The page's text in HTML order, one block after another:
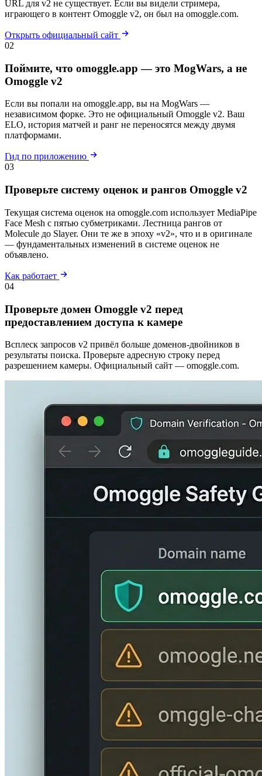
URL для v2 не существует. Если вы видели стримера,
играющего в контент Omoggle v2, он был на omoggle.com.
Открыть официальный сайт
02
Поймите, что omoggle.app — это MogWars, а не
Omoggle v2
Если вы попали на omoggle.app, вы на MogWars —
независимом форке. Это не официальный Omoggle v2. Ваш
ELO, история матчей и ранг не переносятся между двумя
платформами.
Гид по приложению
03
Проверьте систему оценок и рангов Omoggle v2
Текущая система оценок на omoggle.com использует MediaPipe
Face Mesh с пятью субметриками. Лестница рангов от
Molecule до Slayer. Они те же в эпоху «v2», что и в оригинале
— фундаментальных изменений в системе оценок не
объявлено.
Как работает
04
Проверьте домен Omoggle v2 перед
предоставлением доступа к камере
Всплеск запросов v2 привёл больше доменов-двойников в
результаты поиска. Проверьте адресную строку перед
разрешением камеры. Официальный сайт — omoggle.com.